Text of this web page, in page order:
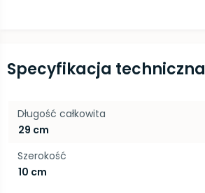
Specyfikacja techniczna
Długość całkowita
29 cm
Szerokość
10 cm